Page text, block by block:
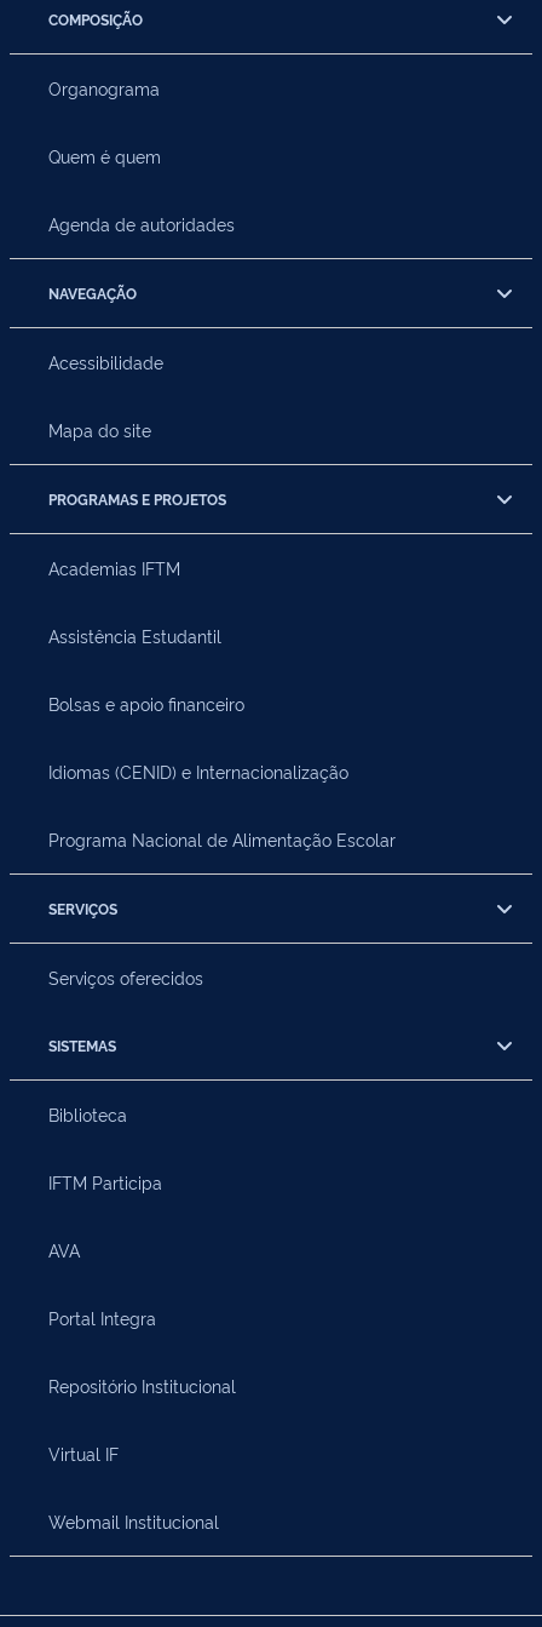
COMPOSIÇÃO
Organograma
Quem é quem
Agenda de autoridades
NAVEGAÇÃO
Acessibilidade
Mapa do site
PROGRAMAS E PROJETOS
Academias IFTM
Assistência Estudantil
Bolsas e apoio financeiro
Idiomas (CENID) e Internacionalização
Programa Nacional de Alimentação Escolar
SERVIÇOS
Serviços oferecidos
SISTEMAS
Biblioteca
IFTM Participa
AVA
Portal Integra
Repositório Institucional
Virtual IF
Webmail Institucional